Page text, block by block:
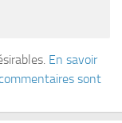
En savoir
sont